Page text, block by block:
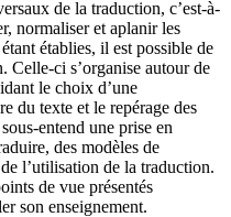
de la traduction, c’est-à-
normaliser et aplanir les
établies, il est possible de
Celle-ci s’organise autour de
le choix d’une
du texte et le repérage des
entend une prise en
des modèles de
l’utilisation de la traduction.
de vue présentés
son enseignement.